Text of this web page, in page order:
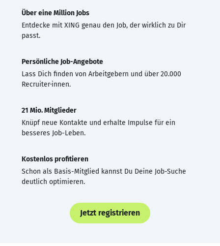
Über eine Million Jobs
Entdecke mit XING genau den Job, der wirklich zu Dir
passt.
Persönliche Job-Angebote
Lass Dich finden von Arbeitgebern und über 20.000
Recruiter·innen.
21 Mio. Mitglieder
Knüpf neue Kontakte und erhalte Impulse für ein
besseres Job-Leben.
Kostenlos profitieren
Schon als Basis-Mitglied kannst Du Deine Job-Suche
deutlich optimieren.
Jetzt registrieren